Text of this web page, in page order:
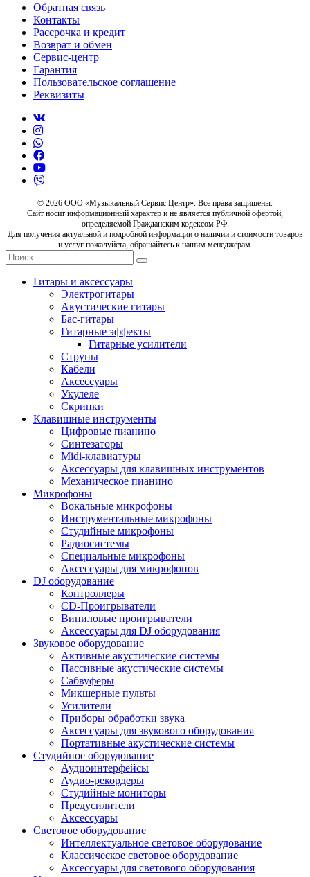
Обратная связь
Контакты
Рассрочка и кредит
Возврат и обмен
Сервис-центр
Гарантия
Пользовательское соглашение
Реквизиты
© 2026 ООО «Музыкальный Сервис Центр». Все права защищены.
Сайт носит информационный характер и не является публичной офертой,
определяемой Гражданским кодексом РФ.
Для получения актуальной и подробной информации о наличии и стоимости товаров
и услуг пожалуйста, обращайтесь к нашим менеджерам.
Гитары и аксессуары
Электрогитары
Акустические гитары
Бас-гитары
Гитарные эффекты
Гитарные усилители
Струны
Кабели
Аксессуары
Укулеле
Скрипки
Клавишные инструменты
Цифровые пианино
Синтезаторы
Midi-клавиатуры
Аксессуары для клавишных инструментов
Механическое пианино
Микрофоны
Вокальные микрофоны
Инструментальные микрофоны
Студийные микрофоны
Радиосистемы
Специальные микрофоны
Аксессуары для микрофонов
DJ оборудование
Контроллеры
CD-Проигрыватели
Виниловые проигрыватели
Аксессуары для DJ оборудования
Звуковое оборудование
Активные акустические системы
Пассивные акустические системы
Сабвуферы
Микшерные пульты
Усилители
Приборы обработки звука
Аксессуары для звукового оборудования
Портативные акустические системы
Студийное оборудование
Аудиоинтерфейсы
Аудио-рекордеры
Студийные мониторы
Предусилители
Аксессуары
Световое оборудование
Интеллектуальное световое оборудование
Классическое световое оборудование
Аксессуары для светового оборудования